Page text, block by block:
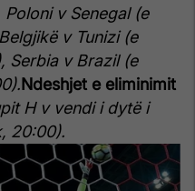
v Senegal (e
v Tunizi (e
Serbia v Brazil (e
Ndeshjet e eliminimit
H v vendi i dytë i
20:00).